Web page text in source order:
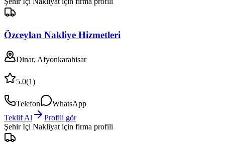
Özceylan Nakliye Hizmetleri
Dinar, Afyonkarahisar
5.0(1)
Telefon
WhatsApp
Teklif Al
Profili gör
Şehir İçi Nakliyat için firma profili